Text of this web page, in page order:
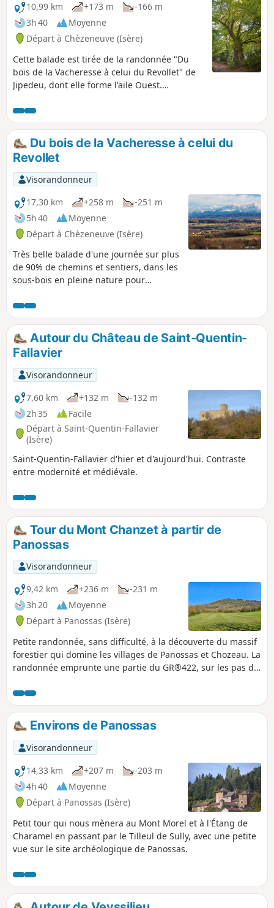
10,99 km +173 m
-166 m
3h 40
Moyenne
Départ à Chèzeneuve (Isère)
Cette balade est tirée de la randonnée "Du
bois de la Vacheresse à celui du Revollet" de
Jipedeu, dont elle forme l'aile Ouest.
et champs cultivés. Peu de route et beaucoup
de chemins propres et bien entretenus, très
agréables en toute saison.
Du bois de la Vacheresse à celui du
Revollet
Visorandonneur
17,30 km
+258 m
-251 m
5h 40
Moyenne
Départ à Chèzeneuve (Isère)
Très belle balade d'une journée sur plus
de 90% de chemins et sentiers, dans les
sous-bois en pleine nature pour
Jallieu et Lyon.
Autour du Château de Saint-Quentin-
Fallavier
Visorandonneur
7,60 km
+132 m
-132 m
2h 35
Facile
Départ à Saint-Quentin-Fallavier
(Isère)
Saint-Quentin-Fallavier d'hier et d'aujourd'hui. Contraste
entre modernité et médiévale.
Tour du Mont Chanzet à partir de
Panossas
Visorandonneur
9,42 km
+236 m
-231 m
3h 20
Moyenne
Départ à Panossas (Isère)
Petite randonnée, sans difficulté, à la découverte du massif
forestier qui domine les villages de Panossas et Chozeau. La
randonnée emprunte une partie du GR®422, sur les pas de
du Château de Poizieu dont la tour, couverte de
mâchicoulis, domine le paysage.
Environs de Panossas
Visorandonneur
14,33 km
+207 m
-203 m
4h 40
Moyenne
Départ à Panossas (Isère)
Petit tour qui nous mènera au Mont Morel et à l'Étang de
Charamel en passant par le Tilleul de Sully, avec une petite
vue sur le site archéologique de Panossas.